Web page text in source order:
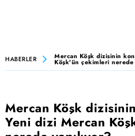
HABERLER Mercan Köşk dizisinin
Köşk'ün çekimleri nerede
Mercan Köşk
Yeni dizi Mercan